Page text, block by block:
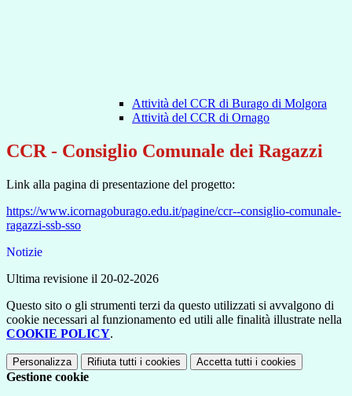
Attività del CCR di Burago di Molgora
Attività del CCR di Ornago
CCR - Consiglio Comunale dei Ragazzi
Link alla pagina di presentazione del progetto:
https://www.icornagoburago.edu.it/pagine/ccr--consiglio-comunale-
ragazzi-ssb-sso
Notizie
Ultima revisione il 20-02-2026
Questo sito o gli strumenti terzi da questo utilizzati si avvalgono di
cookie necessari al funzionamento ed utili alle finalità illustrate nella
COOKIE POLICY.
Personalizza Rifiuta tutti i cookies Accetta tutti i cookies
Gestione cookie